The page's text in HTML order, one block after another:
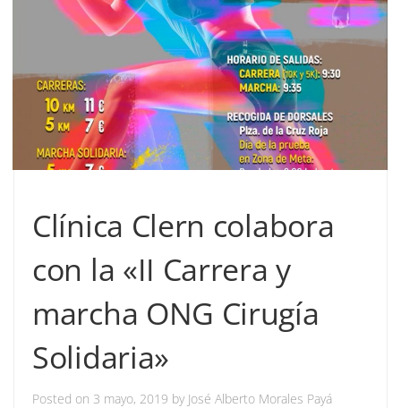
Clínica Clern colabora
con la «II Carrera y
marcha ONG Cirugía
Solidaria»
Posted on 3 mayo, 2019 by José Alberto Morales Payá